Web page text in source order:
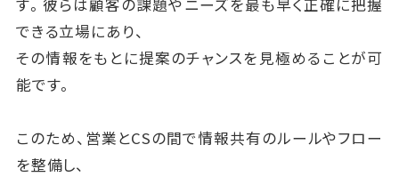
す。彼らは顧客の課題やニーズを最も早く正確に把握
できる立場にあり、
その情報をもとに提案のチャンスを見極めることが可
能です。
このため、営業とCSの間で情報共有のルールやフロー
を整備し、